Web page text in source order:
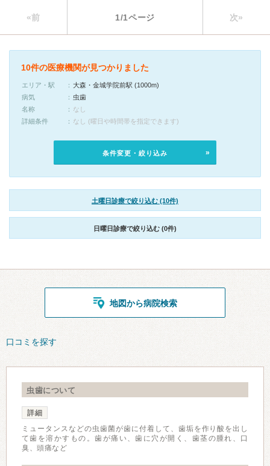
«前 1/1ページ 次»
10件の医療機関が見つかりました
エリア・駅
大森・金城学院前駅 (1000m)
病気
虫歯
名称
なし
詳細条件
なし (曜日や時間帯を指定できます)
条件変更・絞り込み
土曜日診療で絞り込む (10件)
日曜日診療で絞り込む (0件)
地図から病院検索
口コミを探す
虫歯について
詳細
ミュータンスなどの虫歯菌が歯に付着して、歯垢を作り酸を出し
て歯を溶かすもの。歯が痛い、歯に穴が開く、歯茎の腫れ、口
臭、頭痛など